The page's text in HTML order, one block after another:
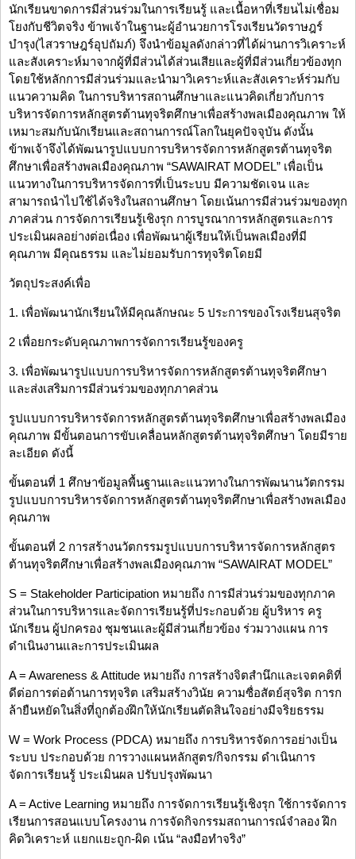
นักเรียนขาดการมีส่วนร่วมในการเรียนรู้ และเนื้อหาที่เรียนไม่เชื่อม
โยงกับชีวิตจริง ข้าพเจ้าในฐานะผู้อำนวยการโรงเรียนวัดราษฎร์
บำรุง(ไสวราษฎร์อุปถัมภ์) จึงนำข้อมูลดังกล่าวที่ได้ผ่านการวิเคราะห์
และสังเคราะห์มาจากผู้ที่มีส่วนได้ส่วนเสียและผู้ที่มีส่วนเกี่ยวข้องทุก
โดยใช้หลักการมีส่วนร่วมและนำมาวิเคราะห์และสังเคราะห์ร่วมกับ
แนวความคิด ในการบริหารสถานศึกษาและแนวคิดเกี่ยวกับการ
บริหารจัดการหลักสูตรต้านทุจริตศึกษาเพื่อสร้างพลเมืองคุณภาพ ให้
เหมาะสมกับนักเรียนและสถานการณ์โลกในยุคปัจจุบัน ดังนั้น
ข้าพเจ้าจึงได้พัฒนารูปแบบการบริหารจัดการหลักสูตรต้านทุจริต
ศึกษาเพื่อสร้างพลเมืองคุณภาพ “SAWAIRAT MODEL” เพื่อเป็น
แนวทางในการบริหารจัดการที่เป็นระบบ มีความชัดเจน และ
สามารถนำไปใช้ได้จริงในสถานศึกษา โดยเน้นการมีส่วนร่วมของทุก
ภาคส่วน การจัดการเรียนรู้เชิงรุก การบูรณาการหลักสูตรและการ
ประเมินผลอย่างต่อเนื่อง เพื่อพัฒนาผู้เรียนให้เป็นพลเมืองที่มี
คุณภาพ มีคุณธรรม และไม่ยอมรับการทุจริตโดยมี
วัตถุประสงค์เพื่อ
1. เพื่อพัฒนานักเรียนให้มีคุณลักษณะ 5 ประการของโรงเรียนสุจริต
2 เพื่อยกระดับคุณภาพการจัดการเรียนรู้ของครู
3. เพื่อพัฒนารูปแบบการบริหารจัดการหลักสูตรต้านทุจริตศึกษา
และส่งเสริมการมีส่วนร่วมของทุกภาคส่วน
รูปแบบการบริหารจัดการหลักสูตรต้านทุจริตศึกษาเพื่อสร้างพลเมือง
คุณภาพ มีขั้นตอนการขับเคลื่อนหลักสูตรต้านทุจริตศึกษา โดยมีราย
ละเอียด ดังนี้
ขั้นตอนที่ 1 ศึกษาข้อมูลพื้นฐานและแนวทางในการพัฒนานวัตกรรม
รูปแบบการบริหารจัดการหลักสูตรต้านทุจริตศึกษาเพื่อสร้างพลเมือง
คุณภาพ
ขั้นตอนที่ 2 การสร้างนวัตกรรมรูปแบบการบริหารจัดการหลักสูตร
ต้านทุจริตศึกษาเพื่อสร้างพลเมืองคุณภาพ “SAWAIRAT MODEL”
S = Stakeholder Participation หมายถึง การมีส่วนร่วมของทุกภาค
ส่วนในการบริหารและจัดการเรียนรู้ที่ประกอบด้วย ผู้บริหาร ครู
นักเรียน ผู้ปกครอง ชุมชนและผู้มีส่วนเกี่ยวข้อง ร่วมวางแผน การ
ดำเนินงานและการประเมินผล
A = Awareness & Attitude หมายถึง การสร้างจิตสำนึกและเจตคติที่
ดีต่อการต่อต้านการทุจริต เสริมสร้างวินัย ความซื่อสัตย์สุจริต การก
ล้ายืนหยัดในสิ่งที่ถูกต้องฝึกให้นักเรียนตัดสินใจอย่างมีจริยธรรม
W = Work Process (PDCA) หมายถึง การบริหารจัดการอย่างเป็น
ระบบ ประกอบด้วย การวางแผนหลักสูตร/กิจกรรม ดำเนินการ
จัดการเรียนรู้ ประเมินผล ปรับปรุงพัฒนา
A = Active Learning หมายถึง การจัดการเรียนรู้เชิงรุก ใช้การจัดการ
เรียนการสอนแบบโครงงาน การจัดกิจกรรมสถานการณ์จำลอง ฝึก
คิดวิเคราะห์ แยกแยะถูก-ผิด เน้น “ลงมือทำจริง”